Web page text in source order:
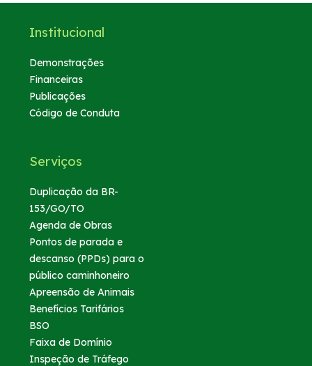
Institucional
Demonstrações
Financeiras
Publicações
Código de Conduta
Serviços
Duplicação da BR-
153/GO/TO
Agenda de Obras
Pontos de parada e
descanso (PPDs) para o
público caminhoneiro
Apreensão de Animais
Benefícios Tarifários
BSO
Faixa de Domínio
Inspeção de Tráfego